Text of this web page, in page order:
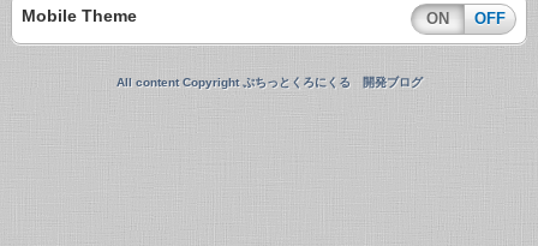
Mobile Theme ON OFF
All content Copyright ぷちっとくろにくる 開発ブログ